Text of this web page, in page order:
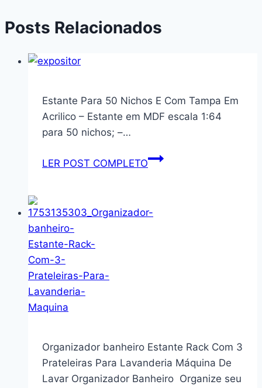
Posts Relacionados
Estante Para 50 Nichos E Com Tampa Em
Acrilico – Estante em MDF escala 1:64
para 50 nichos; –…
LER POST COMPLETOEstante
E
Organizador banheiro Estante Rack Com 3
Prateleiras Para Lavanderia Máquina De
Lavar Organizador Banheiro Organize seu